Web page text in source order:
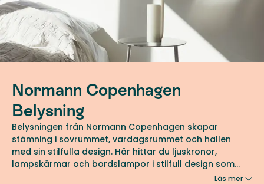
Normann Copenhagen
Belysning
Belysningen från Normann Copenhagen skapar
stämning i sovrummet, vardagsrummet och hallen
med sin stilfulla design. Här hittar du ljuskronor,
lampskärmar och bordslampor i stilfull design som
Läs mer